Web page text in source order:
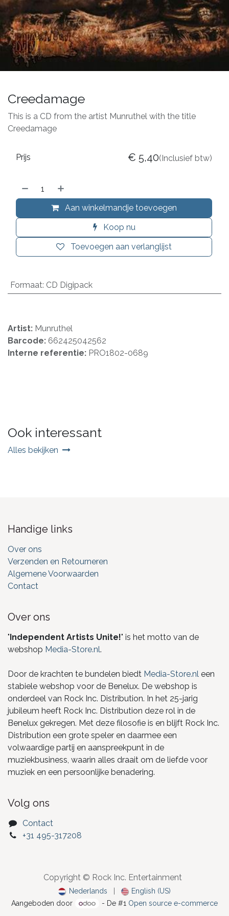
Creedamage
This is a CD from the artist Munruthel with the title
Creedamage
Aan winkelmandje toevoegen
Koop nu
Toevoegen aan verlanglijst
Prijs € 5,40(Inclusief btw)
Formaat: CD Digipack
Artist: Munruthel
Barcode: 662425042562
Interne referentie: PRO1802-0689
Ook interessant
Alles bekijken
Handige links
Over ons
Verzenden en Retourneren
Algemene Voorwaarden
Contact
Over ons
"Independent Artists Unite!" is het motto van de
webshop Media-Store.nl.
Door de krachten te bundelen biedt Media-Store.nl een
stabiele webshop voor de Benelux. De webshop is
onderdeel van Rock Inc. Distribution. In het 25-jarig
jubileum heeft Rock Inc. Distribution deze rol in de
Benelux gekregen. Met deze filosofie is en blijft Rock Inc.
Distribution een grote speler en daarmee een
volwaardige partij en aanspreekpunt in de
muziekbusiness, waarin alles draait om de liefde voor
muziek en een persoonlijke benadering.
Volg ons
Contact
+31 495-317208
Copyright © Rock Inc. Entertainment
Nederlands
English (US)
Aangeboden door
- De #1 Open source e-commerce